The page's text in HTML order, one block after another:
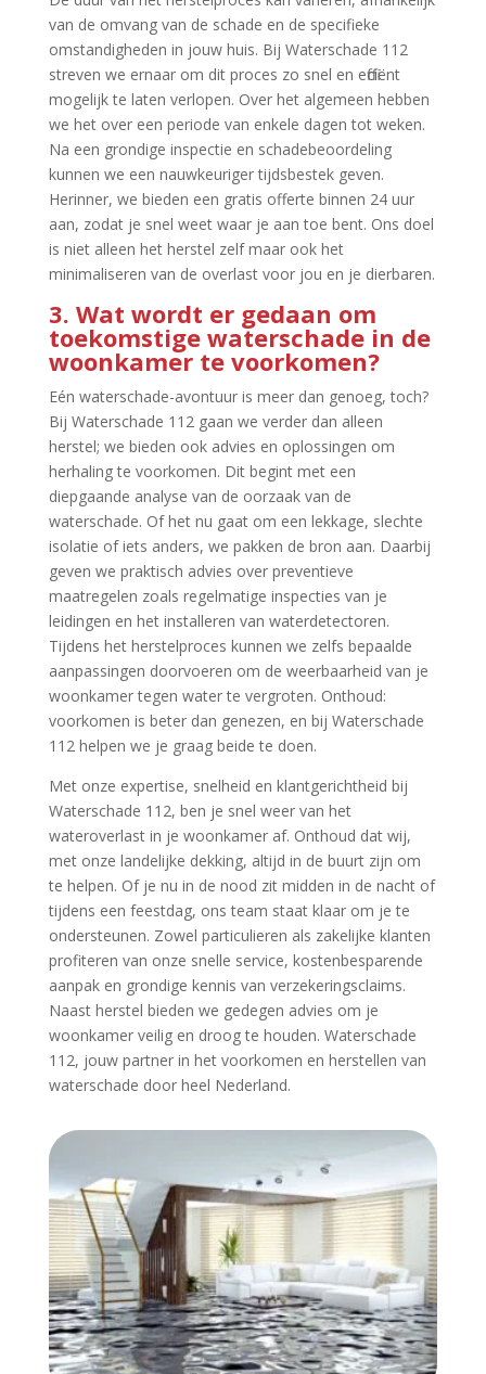
van de omvang van de schade en de specifieke
omstandigheden in jouw huis.​ Bij Waterschade 112
streven we ernaar om dit proces zo snel en efficiënt
mogelijk te laten verlopen.​ Over het algemeen hebben
we het over een periode van enkele dagen tot weken.​
Na een grondige inspectie en schadebeoordeling
kunnen we een nauwkeuriger tijdsbestek geven.​
Herinner, we bieden een gratis offerte binnen 24 uur
aan, zodat je snel weet waar je aan toe bent.​ Ons doel
is niet alleen het herstel zelf maar ook het
minimaliseren van de overlast voor jou en je dierbaren.​
3.​ Wat wordt er gedaan om
toekomstige waterschade in de
woonkamer te voorkomen?
Eén waterschade-avontuur is meer dan genoeg, toch?
Bij Waterschade 112 gaan we verder dan alleen
herstel; we bieden ook advies en oplossingen om
herhaling te voorkomen.​ Dit begint met een
diepgaande analyse van de oorzaak van de
waterschade.​ Of het nu gaat om een lekkage, slechte
isolatie of iets anders, we pakken de bron aan.​ Daarbij
geven we praktisch advies over preventieve
maatregelen zoals regelmatige inspecties van je
leidingen en het installeren van waterdetectoren.​
Tijdens het herstelproces kunnen we zelfs bepaalde
aanpassingen doorvoeren om de weerbaarheid van je
woonkamer tegen water te vergroten.​ Onthoud:
voorkomen is beter dan genezen, en bij Waterschade
112 helpen we je graag beide te doen.​
Met onze expertise, snelheid en klantgerichtheid bij
Waterschade 112, ben je snel weer van het
wateroverlast in je woonkamer af.​ Onthoud dat wij,
met onze landelijke dekking, altijd in de buurt zijn om
te helpen.​ Of je nu in de nood zit midden in de nacht of
tijdens een feestdag, ons team staat klaar om je te
ondersteunen.​ Zowel particulieren als zakelijke klanten
profiteren van onze snelle service, kostenbesparende
aanpak en grondige kennis van verzekeringsclaims.​
Naast herstel bieden we gedegen advies om je
woonkamer veilig en droog te houden.​ Waterschade
112, jouw partner in het voorkomen en herstellen van
waterschade door heel Nederland.​